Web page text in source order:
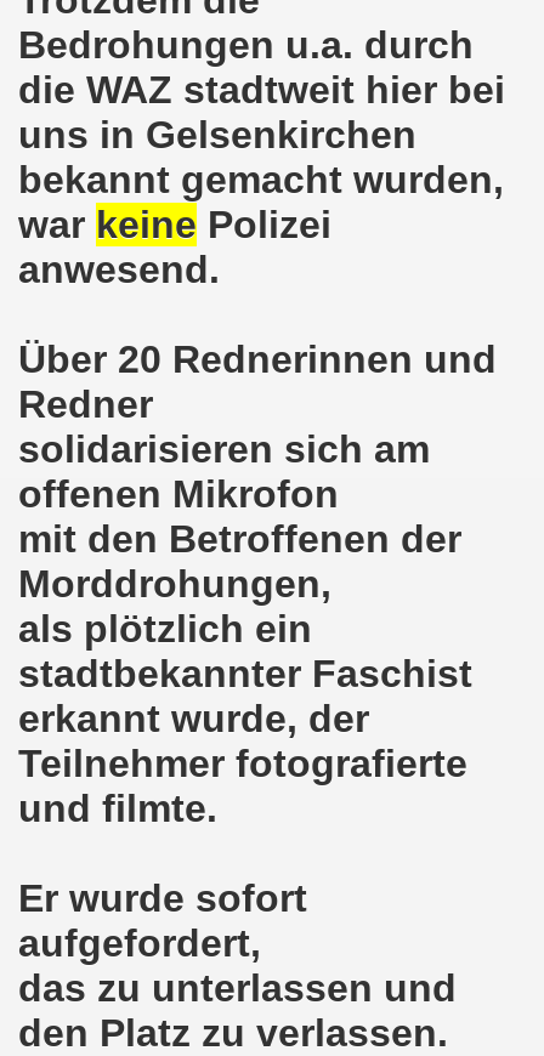
Bedrohungen u.a. durch
die WAZ stadtweit hier bei
uns in Gelsenkirchen
bekannt gemacht wurden,
war keine Polizei
anwesend.
Über 20 Rednerinnen und
Redner
solidarisieren sich am
offenen Mikrofon
mit den Betroffenen der
Morddrohungen,
als plötzlich ein
stadtbekannter Faschist
erkannt wurde, der
Teilnehmer fotografierte
und filmte.
Er wurde sofort
aufgefordert,
das zu unterlassen und
den Platz zu verlassen.
am 14.03.2022: Wir müssen alles tun, um
Montagsdemo-Bewegung am 14.03.2022 - stärken wir
am 28.02.2022 - breiter Protest und breiter
ruft auf am 28.02.2022 zum Tag des
Bewegung am 14. Februar 2022 in der Innenstadt
macht im neuen Jahr 2022 am 10.01.2022
am 13.12.2021 nimmt Ampel-Koalition unter
am 06.12.2021 in Halle an der Saale Contra
Bewegung am 08.11.2021 im Zeichen des Kampfs zur
Armut und auch gegen Arbeitsplatzvernichtung stand
die Abwälzung der Krisenlasten auf unserem
in Gelsenkirchenen-Buer am 11.10.2021
Gelsenkirchener Montagsdemo-Bewegung am
auch wieder für die Landesliste der
Bewegung Gelsenkirchen am 12.07.2021!
Bürger am 14.06.2021 müssen alle